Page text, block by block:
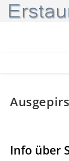
Zum
Inhalt
Info über